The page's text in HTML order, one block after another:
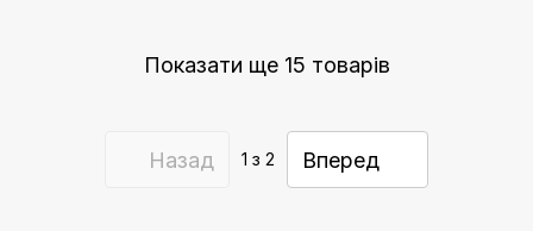
Показати ще 15 товарів
Назад 1 з 2 Вперед